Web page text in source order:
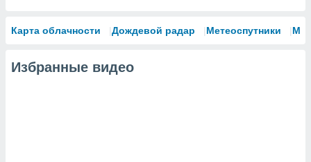
Карта облачности Дождевой радар Метеоспутники
Избранные видео